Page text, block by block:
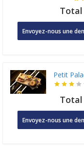
Total
Envoyez-nous une
Petit
Total
Envoyez-nous une